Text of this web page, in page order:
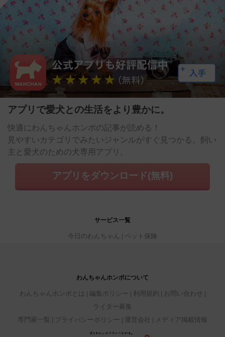
アプリで愛犬との生活をより豊かに。
快適にわんちゃんホンポの記事が読める！
見やすいカテゴリでみたいジャンルがすぐ見つかる。飼い
主と愛犬のための犬専用アプリ。
アプリをダウンロード(無料)
サービス一覧
今日のわんちゃん ペット保険
わんちゃんホンポについて
わんちゃんホンポとは 編集ポリシー 利用規約
お問い合わせ
ライター募集
専門家一覧
プライバシーポリシー 運営会社 メディア掲載情報